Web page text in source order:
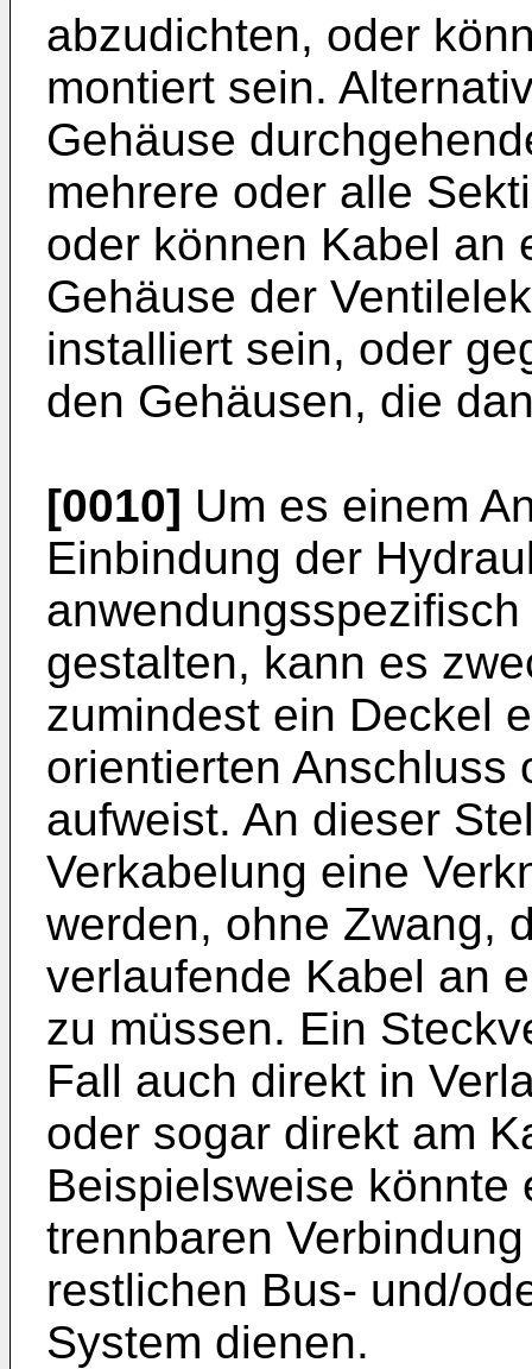
abzudichten, oder
montiert sein.
Gehäuse
mehrere oder alle
oder können Kabel an
Gehäuse der
installiert sein, oder
den Gehäusen, die
[0010] Um es einem
Einbindung der
gestalten, kann es
zumindest ein Deckel
orientierten Anschluss
aufweist. An dieser
Verkabelung eine
werden, ohne Zwang,
verlaufende Kabel an
zu müssen. Ein
Fall auch direkt in
oder sogar direkt am
Beispielsweise könnte
trennbaren
restlichen Bus- und/
System dienen.